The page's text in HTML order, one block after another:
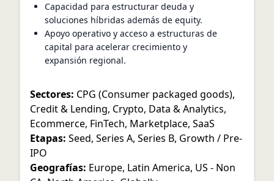
Capacidad para estructurar deuda y
soluciones híbridas además de equity.
Apoyo operativo y acceso a estructuras de
capital para acelerar crecimiento y
expansión regional.
Sectores: CPG (Consumer packaged goods),
Credit & Lending, Crypto, Data & Analytics,
Ecommerce, FinTech, Marketplace, SaaS
Etapas: Seed, Series A, Series B, Growth / Pre-
IPO
Geografías: Europe, Latin America, US - Non